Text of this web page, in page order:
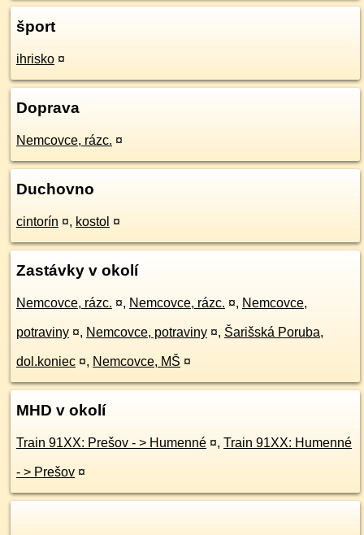
šport
ihrisko ¤
Doprava
Nemcovce, rázc. ¤
Duchovno
cintorín ¤, kostol ¤
Zastávky v okolí
Nemcovce, rázc. ¤, Nemcovce, rázc. ¤, Nemcovce,
potraviny ¤, Nemcovce, potraviny ¤, Šarišská Poruba,
dol.koniec ¤, Nemcovce, MŠ ¤
MHD v okolí
Train 91XX: Prešov - > Humenné ¤, Train 91XX: Humenné
- > Prešov ¤